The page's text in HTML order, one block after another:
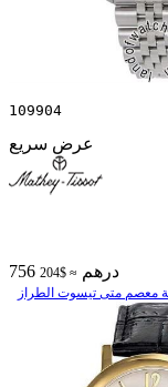
109904
عرض سريع
756 درهم ≈ $204